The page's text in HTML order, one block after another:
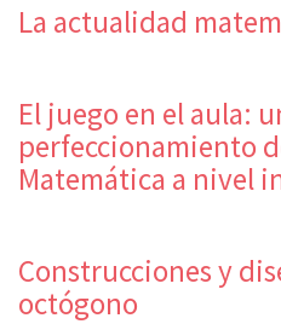
La actualidad
El juego en el aula:
perfeccionamiento
Matemática a nivel
Construcciones y
octógono